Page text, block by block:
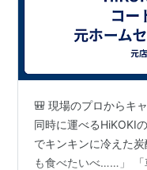
🎒 現場のプロから
同時に運べるHiKOKI
でキンキンに冷えた
も食べたいべ……」 「